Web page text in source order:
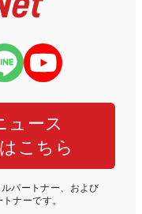
ュース
こちら
パートナー、および
ナーです。